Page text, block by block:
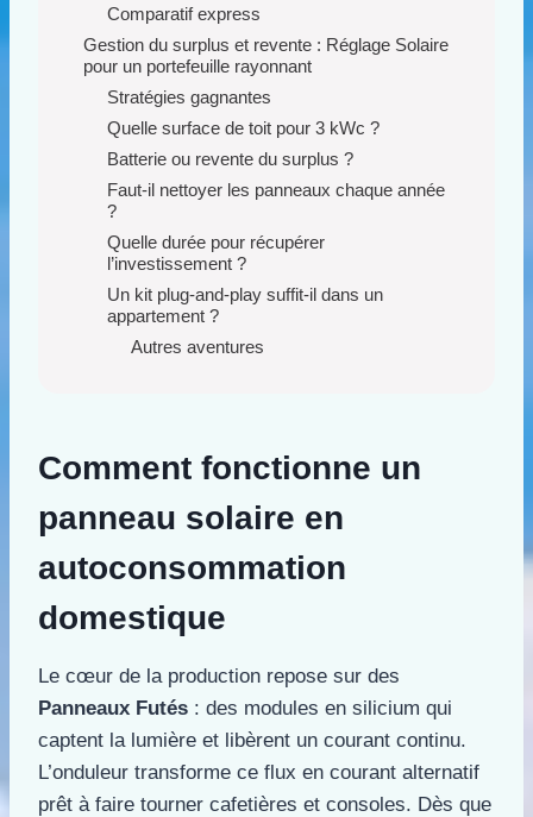
Comparatif express
Gestion du surplus et revente : Réglage Solaire
pour un portefeuille rayonnant
Stratégies gagnantes
Quelle surface de toit pour 3 kWc ?
Batterie ou revente du surplus ?
Faut-il nettoyer les panneaux chaque année
?
Quelle durée pour récupérer
l’investissement ?
Un kit plug-and-play suffit-il dans un
appartement ?
Autres aventures
Comment fonctionne un
panneau solaire en
autoconsommation
domestique
Le cœur de la production repose sur des
Panneaux Futés : des modules en silicium qui
captent la lumière et libèrent un courant continu.
L’onduleur transforme ce flux en courant alternatif
prêt à faire tourner cafetières et consoles. Dès que